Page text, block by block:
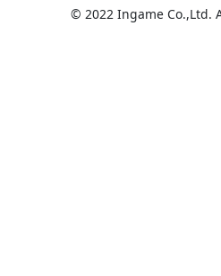
© 2022 Ingame Co.,Ltd.